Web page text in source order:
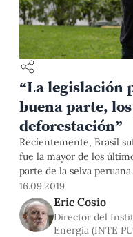
“La legislación
buena parte,
deforestación”
Recientemente, Brasil
fue la mayor de los
parte de la selva
la quema intencionada
abrir terreno ganadero o
época del año.
del INTE- PUCP y la
16.09.2019
Eric Cosio
Director del
Energía (INTE